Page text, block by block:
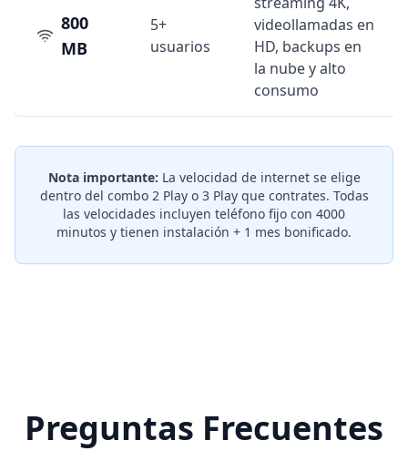
800
MB
5+
usuarios
videollamadas en
HD, backups en
la nube y alto
consumo
Nota importante: La velocidad de internet se elige
dentro del combo 2 Play o 3 Play que contrates. Todas
las velocidades incluyen teléfono fijo con 4000
minutos y tienen instalación + 1 mes bonificado.
Preguntas Frecuentes